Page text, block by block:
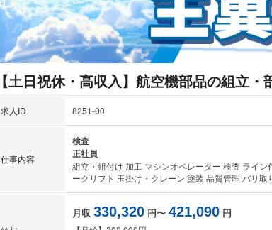
【土日祝休・高収入】航空機部品の組立
求人ID 8251-00
仕事内容
検査
正社員
組立・組付け 加工 マシンオペレーター 検査 ライ
ークリフト 玉掛け・クレーン 塗装 品質管理 バリ取
月収 330,320 円〜 421,090 円